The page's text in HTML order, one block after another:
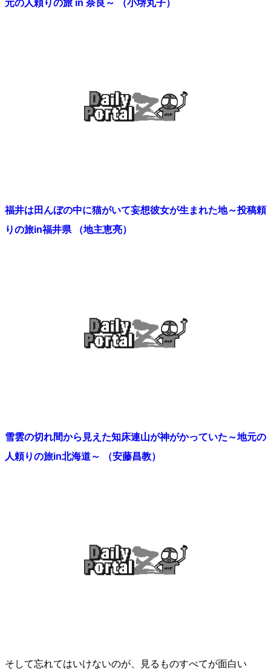
元の人頼りの旅 in 奈良～ （小堺丸子）
福井は田んぼの中に猫がいて妄想彼女が生まれた地～投稿頼
りの旅in福井県 （地主恵亮）
雪雲の切れ間から見えた知床連山が神がかっていた～地元の
人頼りの旅in北海道～ （安藤昌教）
そして忘れてはいけないのが、見るものすべてが面白い